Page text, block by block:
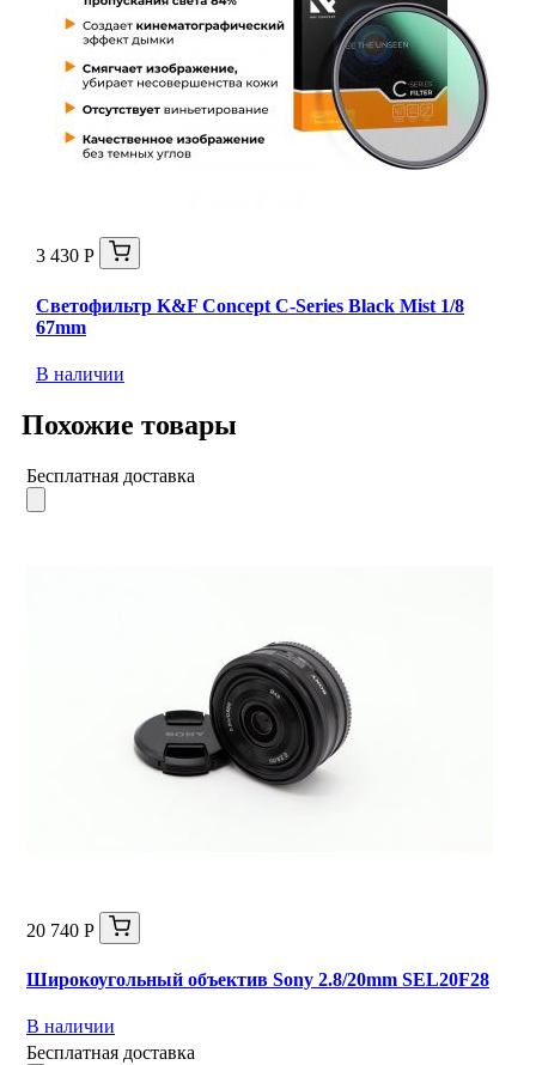
3 430 Р
Светофильтр K&F Concept C-Series Black Mist 1/8
67mm
В наличии
Похожие товары
Бесплатная доставка
20 740 Р
Широкоугольный объектив Sony 2.8/20mm SEL20F28
В наличии
Бесплатная доставка